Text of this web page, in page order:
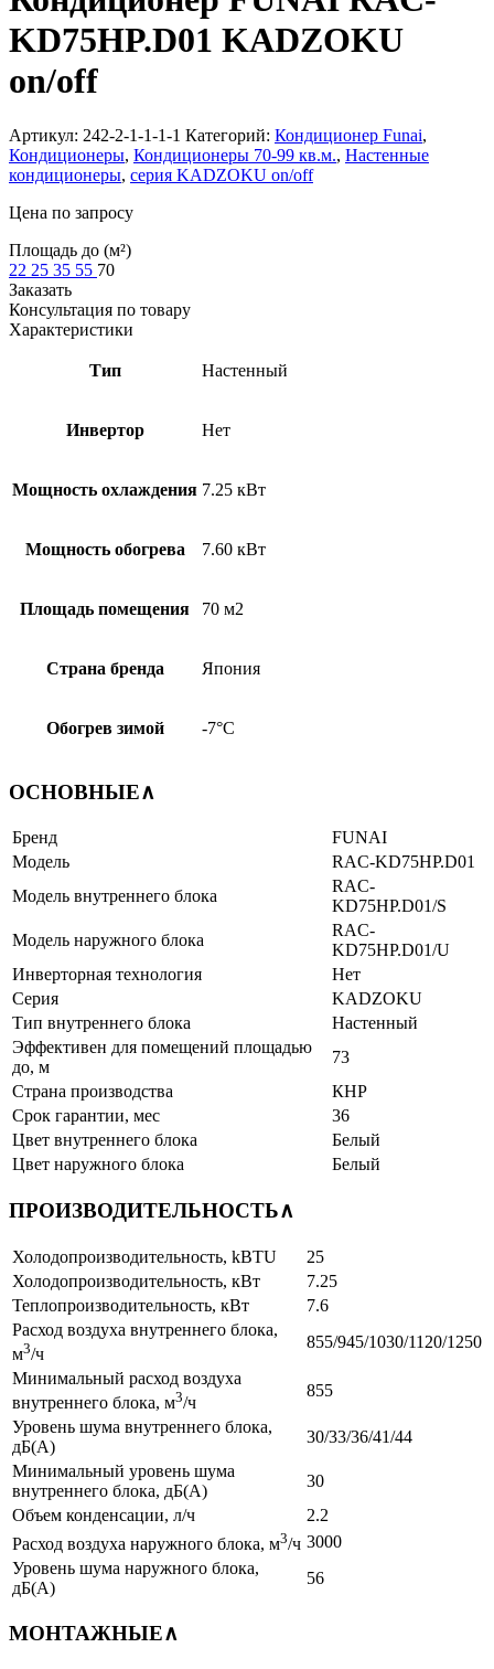
KD75HP.D01 KADZOKU
on/off
Артикул: 242-2-1-1-1-1 Категорий: Кондиционер Funai,
Кондиционеры, Кондиционеры 70-99 кв.м., Настенные
кондиционеры, серия KADZOKU on/off
Цена по запросу
Площадь до (м²)
22 25 35 55 70
Заказать
Консультация по товару
Характеристики
Тип Настенный
Инвертор Нет
Мощность охлаждения 7.25 кВт
Мощность обогрева 7.60 кВт
Площадь помещения 70 м2
Страна бренда Япония
Обогрев зимой -7°С
ОСНОВНЫЕ∧
Бренд
FUNAI
Модель
RAC-KD75HP.D01
Модель внутреннего блока
RAC-
KD75HP.D01/S
Модель наружного блока
RAC-
KD75HP.D01/U
Инверторная технология
Нет
Серия
KADZOKU
Тип внутреннего блока
Настенный
Эффективен для помещений площадью
до, м
73
Страна производства
КНР
Срок гарантии, мес
36
Цвет внутреннего блока
Белый
Цвет наружного блока
Белый
ПРОИЗВОДИТЕЛЬНОСТЬ∧
Холодопроизводительность, kBTU
25
Холодопроизводительность, кВт
7.25
Теплопроизводительность, кВт
7.6
Расход воздуха внутреннего блока,
м3/ч
855/945/1030/1120/1250
Минимальный расход воздуха
внутреннего блока, м3/ч
855
Уровень шума внутреннего блока,
дБ(А)
30/33/36/41/44
Минимальный уровень шума
внутреннего блока, дБ(А)
30
Объем конденсации, л/ч
2.2
Расход воздуха наружного блока, м3/ч 3000
Уровень шума наружного блока,
дБ(А)
56
МОНТАЖНЫЕ∧